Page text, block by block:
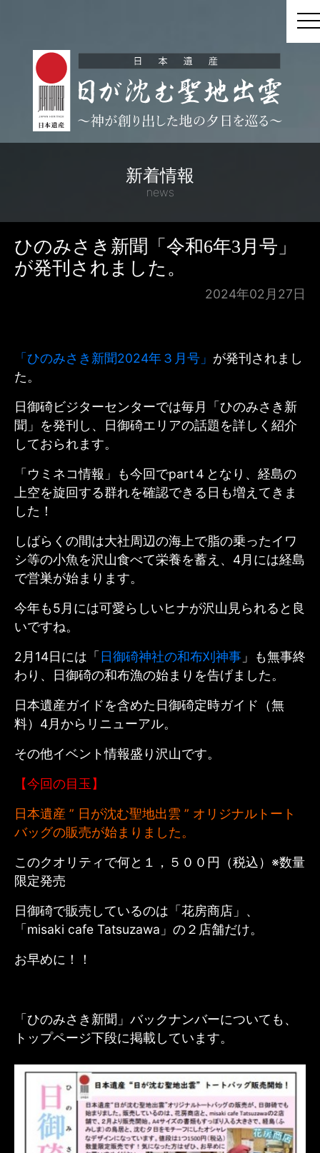
新着情報
news
ひのみさき新聞「令和6年3月号」
が発刊されました。
2024年02月27日
「ひのみさき新聞2024年３月号」 が発刊されまし
た。
日御碕ビジターセンターでは毎月「ひのみさき新
聞」を発刊し、日御碕エリアの話題を詳しく紹介
しておられます。
「ウミネコ情報」も今回でpart４となり、経島の
上空を旋回する群れを確認できる日も増えてきま
した！
しばらくの間は大社周辺の海上で脂の乗ったイワ
シ等の小魚を沢山食べて栄養を蓄え、4月には経島
で営巣が始まります。
今年も5月には可愛らしいヒナが沢山見られると良
いですね。
2月14日には「 日御碕神社の和布刈神事 」も無事終
わり、日御碕の和布漁の始まりを告げました。
日本遺産ガイドを含めた日御碕定時ガイド（無
料）4月からリニューアル。
その他イベント情報盛り沢山です。
【今回の目玉】
日本遺産 ” 日が沈む聖地出雲 ” オリジナルトート
バッグの販売が始まりました。
このクオリティで何と１，５００円（税込）※数量
限定発売
日御碕で販売しているのは「花房商店」、
「misaki cafe Tatsuzawa」の２店舗だけ。
お早めに！！
「ひのみさき新聞」バックナンバーについても、
トップページ下段に掲載しています。